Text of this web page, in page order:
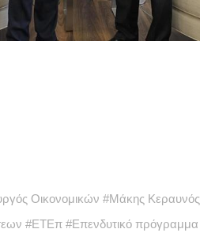
Οικονομικών #Μάκης Κεραυνός
#ΕΤΕπ #Επενδυτικό πρόγραμμα